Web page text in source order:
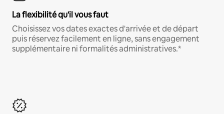
La flexibilité qu'il vous faut
Choisissez vos dates exactes d'arrivée et de départ
puis réservez facilement en ligne, sans engagement
supplémentaire ni formalités administratives.*